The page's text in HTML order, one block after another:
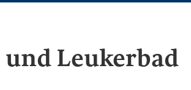
Leukerbad